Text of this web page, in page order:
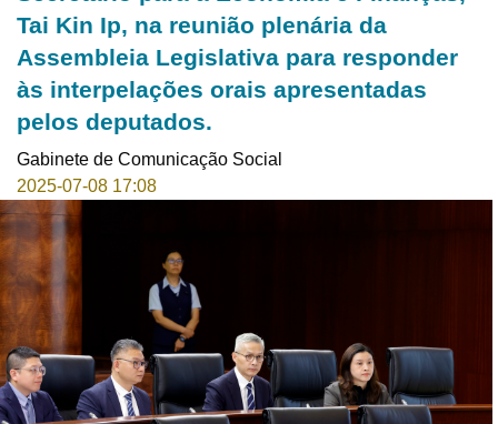
Tai Kin Ip, na reunião plenária da
Assembleia Legislativa para responder
às interpelações orais apresentadas
pelos deputados.
Gabinete de Comunicação Social
2025-07-08 17:08